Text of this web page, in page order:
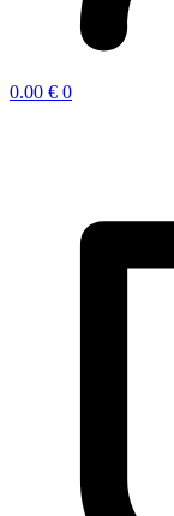
0.00 € 0